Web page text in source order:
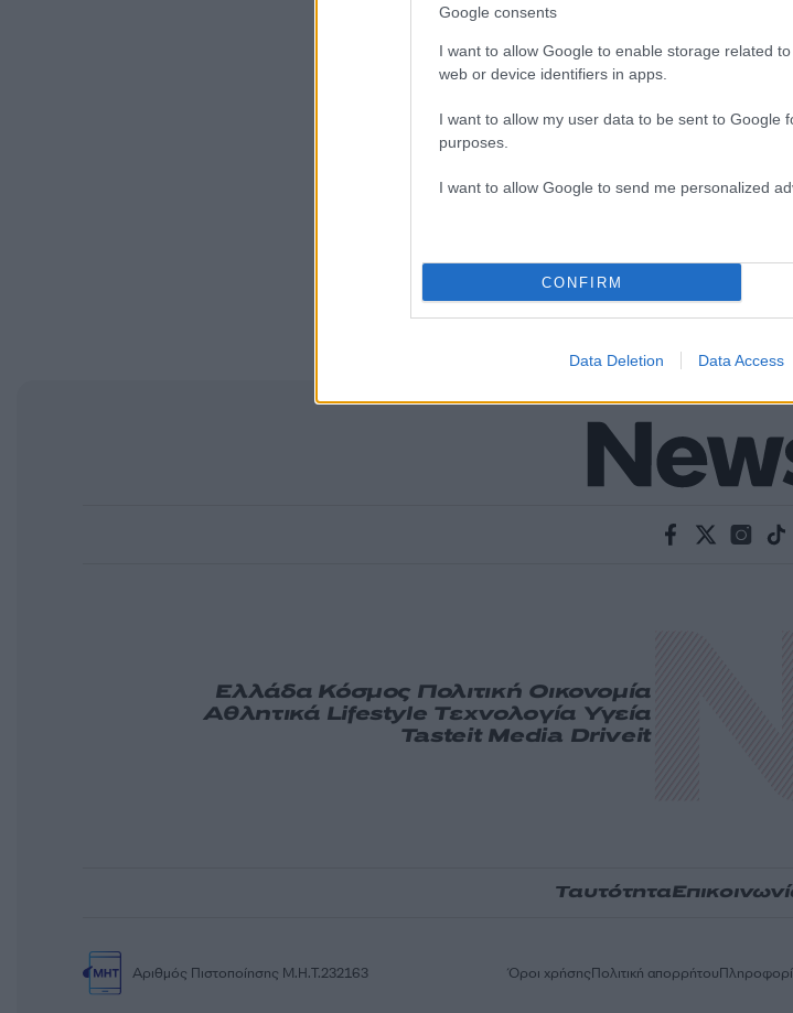
Google consents
I want to allow Google to enable storage related
web or device identifiers in apps.
I want to allow my user data to be sent to Google
purposes.
I want to allow Google to send me personalized
CONFIRM
Data Deletion Data Access
Ελλάδα Κόσμος Πολιτική Οικονομία
Αθλητικά Lifestyle Τεχνολογία Υγεία
Tasteit Media Driveit
Ταυτότητα
Αριθμός Πιστοποίησης Μ.Η.Τ.232163 Όροι χρήσηςΠολιτική απορρήτου